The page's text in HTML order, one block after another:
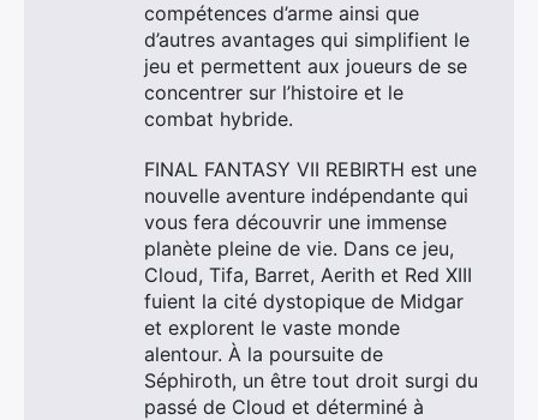
compétences d’arme ainsi que
d’autres avantages qui simplifient le
jeu et permettent aux joueurs de se
concentrer sur l’histoire et le
combat hybride.
FINAL FANTASY VII REBIRTH est une
nouvelle aventure indépendante qui
vous fera découvrir une immense
planète pleine de vie. Dans ce jeu,
Cloud, Tifa, Barret, Aerith et Red XIII
fuient la cité dystopique de Midgar
et explorent le vaste monde
alentour. À la poursuite de
Séphiroth, un être tout droit surgi du
passé de Cloud et déterminé à